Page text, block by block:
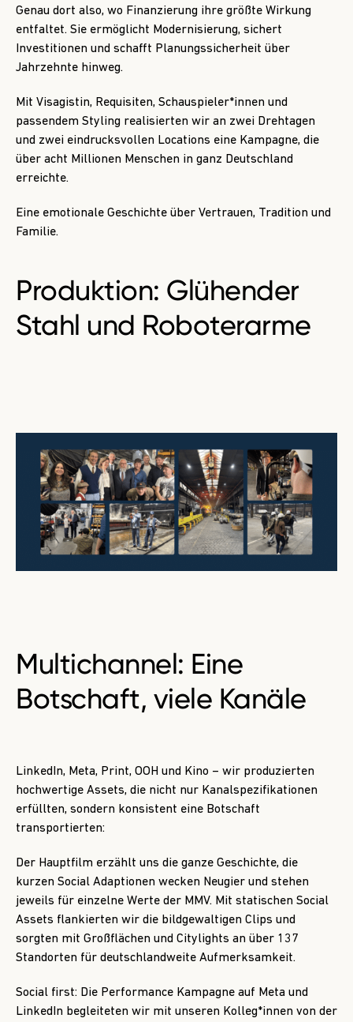
Genau dort also, wo Finanzierung ihre größte Wirkung
entfaltet. Sie ermöglicht Modernisierung, sichert
Investitionen und schafft Planungssicherheit über
Jahrzehnte hinweg.
Mit Visagistin, Requisiten, Schauspieler*innen und
passendem Styling realisierten wir an zwei Drehtagen
und zwei eindrucksvollen Locations eine Kampagne, die
über acht Millionen Menschen in ganz Deutschland
erreichte.
Eine emotionale Geschichte über Vertrauen, Tradition und
Familie.
Produktion: Glühender
Stahl und Roboterarme
Multichannel: Eine
Botschaft, viele Kanäle
LinkedIn, Meta, Print, OOH und Kino – wir produzierten
hochwertige Assets, die nicht nur Kanalspezifikationen
erfüllten, sondern konsistent eine Botschaft
transportierten:
Der Hauptfilm erzählt uns die ganze Geschichte, die
kurzen Social Adaptionen wecken Neugier und stehen
jeweils für einzelne Werte der MMV. Mit statischen Social
Assets flankierten wir die bildgewaltigen Clips und
sorgten mit Großflächen und Citylights an über 137
Standorten für deutschlandweite Aufmerksamkeit.
Social first: Die Performance Kampagne auf Meta und
LinkedIn begleiteten wir mit unseren Kolleg*innen von der